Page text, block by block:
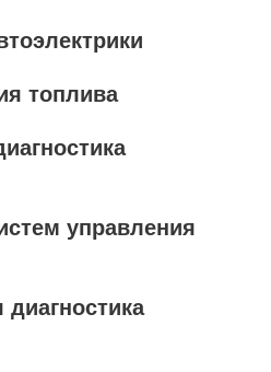
топлива
управления